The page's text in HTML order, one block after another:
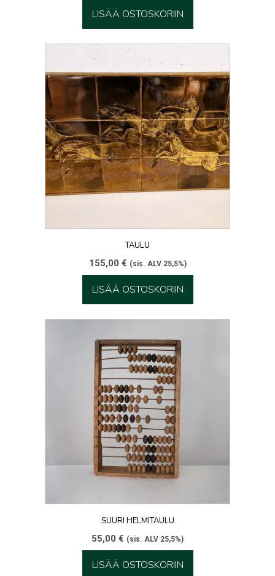
LISÄÄ OSTOSKORIIN
TAULU
155,00 € (sis. ALV 25,5%)
LISÄÄ OSTOSKORIIN
SUURI HELMITAULU
55,00 € (sis. ALV 25,5%)
LISÄÄ OSTOSKORIIN